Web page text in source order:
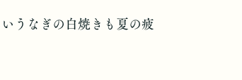
うなぎの白焼きも夏の疲